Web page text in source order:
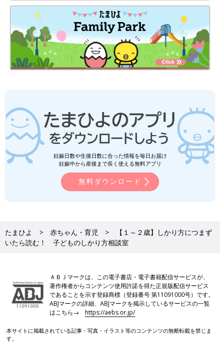
妊娠日数や生後日数に合った情報を毎日お届け
妊娠中から産後まで長く使える無料アプリ
無料ダウンロード
たまひよ 赤ちゃん・育児
【１～２歳】しかり方につまず
いたら読む！ 子どものしかり方相談室
ＡＢＪマークは、この電子書店・電子書籍配信サービスが、
著作権者からコンテンツ使用許諾を得た正規版配信サービス
であることを示す登録商標（登録番号 第11091000号）です。
ABJマークの詳細、ABJマークを掲示しているサービスの一覧
はこちら→https://aebs.or.jp/
本サイトに掲載されている記事・写真・イラスト等のコンテンツの無断転載を禁じま
す。